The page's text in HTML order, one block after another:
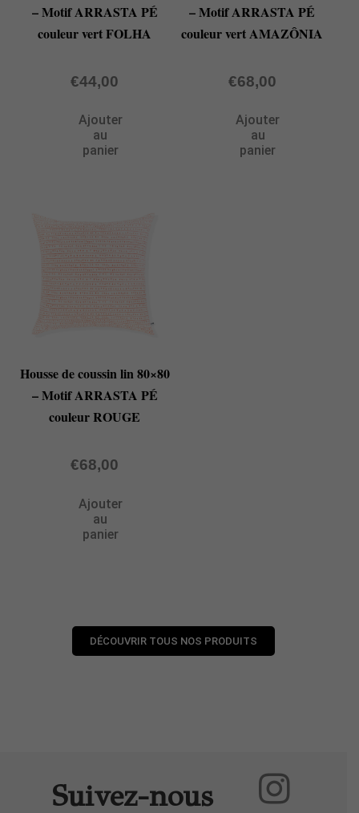
– Motif ARRASTA PÉ
couleur vert FOLHA
€44,00
Ajouter
au
panier
– Motif ARRASTA PÉ
couleur vert AMAZÔNIA
€68,00
Ajouter
au
panier
Housse de coussin lin 80×80
– Motif ARRASTA PÉ
couleur ROUGE
€68,00
Ajouter
au
panier
DÉCOUVRIR TOUS NOS PRODUITS
Suivez-nous